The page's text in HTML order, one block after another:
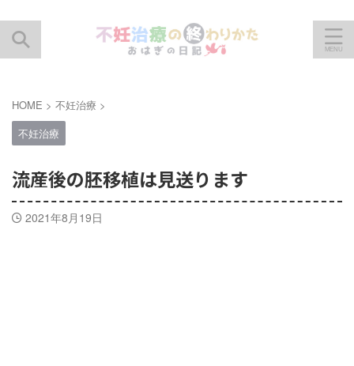
HOME > 不妊治療 >
不妊治療
流産後の胚移植は見送ります
2021年8月19日